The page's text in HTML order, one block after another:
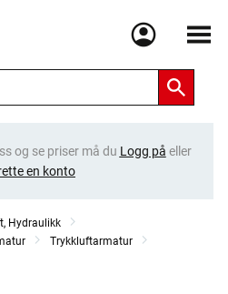
Meny
og se priser må du Logg på eller
en konto
Hydraulikk
Trykkluftarmatur